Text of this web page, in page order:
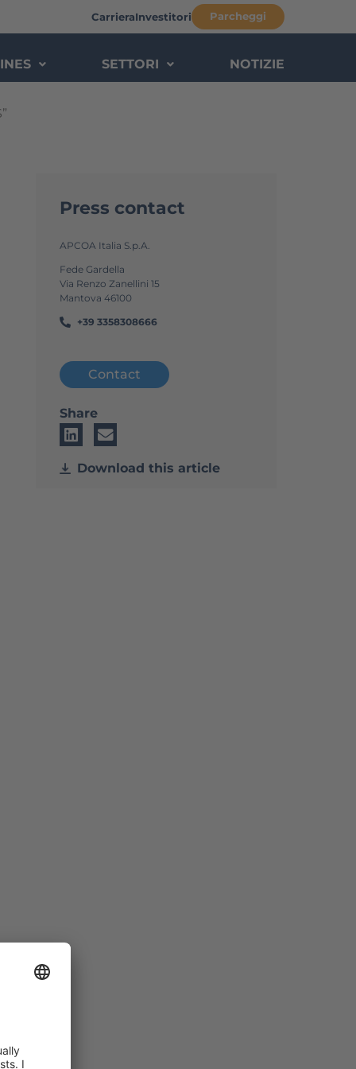
CarrieraInvestitori Parcheggi
SETTORI NOTIZIE
Press contact
APCOA Italia S.p.A.
Fede Gardella
Via Renzo Zanellini 15
Mantova 46100
+39 3358308666
Contact
Share
Download this article